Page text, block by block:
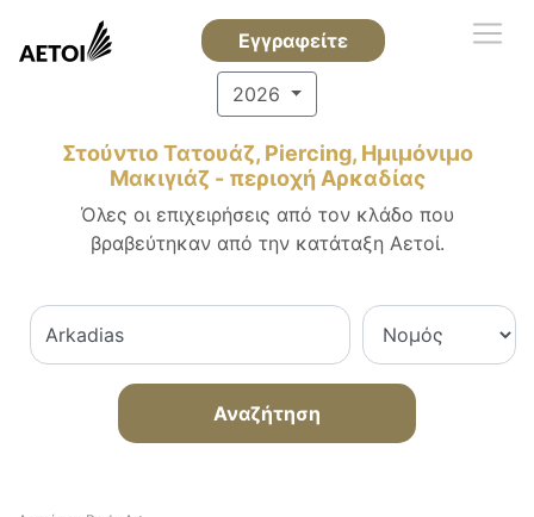
Εγγραφείτε
2026
Στούντιο Τατουάζ, Piercing, Ημιμόνιμο
Μακιγιάζ - περιοχή Αρκαδίας
Όλες οι επιχειρήσεις από τον κλάδο που
βραβεύτηκαν από την κατάταξη Αετοί.
Αναζήτηση